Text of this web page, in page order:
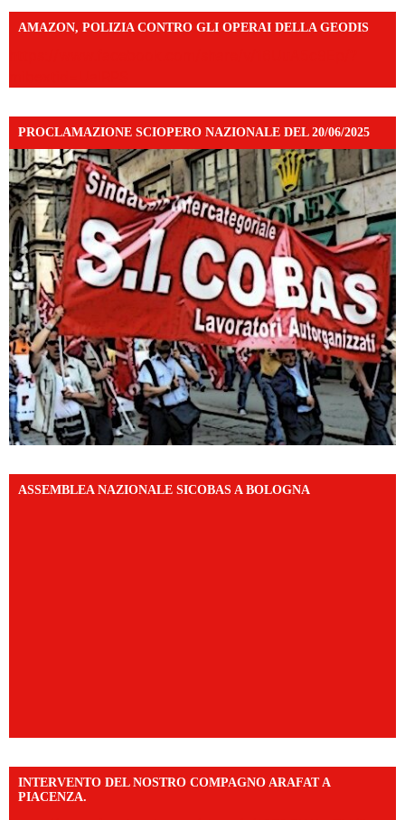
AMAZON, POLIZIA CONTRO GLI OPERAI DELLA GEODIS
PROCLAMAZIONE SCIOPERO NAZIONALE DEL 20/06/2025
ASSEMBLEA NAZIONALE SICOBAS A BOLOGNA
INTERVENTO DEL NOSTRO COMPAGNO ARAFAT A
PIACENZA.